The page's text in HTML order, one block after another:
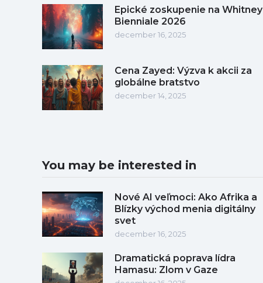
Epické zoskupenie na Whitney
Bienniale 2026
december 16, 2025
Cena Zayed: Výzva k akcii za
globálne bratstvo
december 14, 2025
You may be interested in
Nové AI veľmoci: Ako Afrika a
Blízky východ menia digitálny
svet
december 16, 2025
Dramatická poprava lídra
Hamasu: Zlom v Gaze